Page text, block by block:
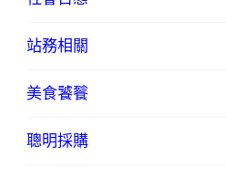
站務相關
美食饕餮
聰明採購